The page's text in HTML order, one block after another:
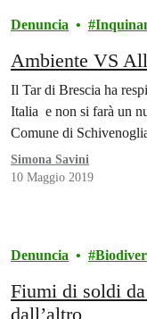
Denuncia
Ambiente VS
Il Tar di Brescia ha
Italia e non si farà un
Comune di
Simona Savini
10 Maggio 2019
Denuncia
Fiumi di soldi
dall’altro